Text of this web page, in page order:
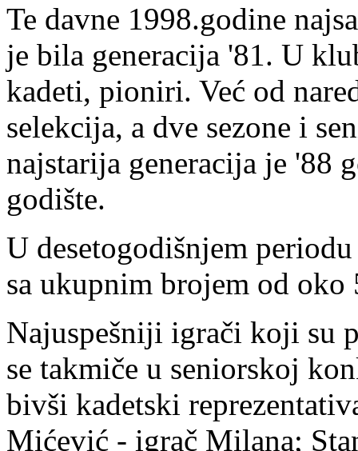
Te davne 1998.godine
je bila generacija '81. U
kadeti, pioniri. Već od
selekcija, a dve sezone i
najstarija generacija je '88
godište.
U desetogodišnjem
sa ukupnim brojem od oko
Najuspešniji igrači koji su
se takmiče u seniorskoj
bivši kadetski
Mićević - igrač Milana;